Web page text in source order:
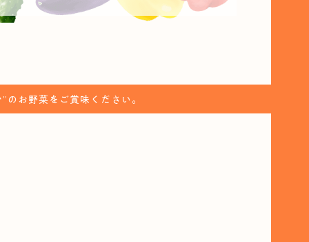
お野菜をご賞味ください。